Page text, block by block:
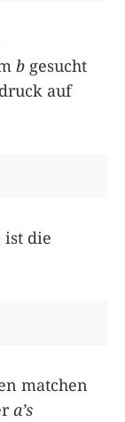
b gesucht
auf
ist die
matchen
a’s